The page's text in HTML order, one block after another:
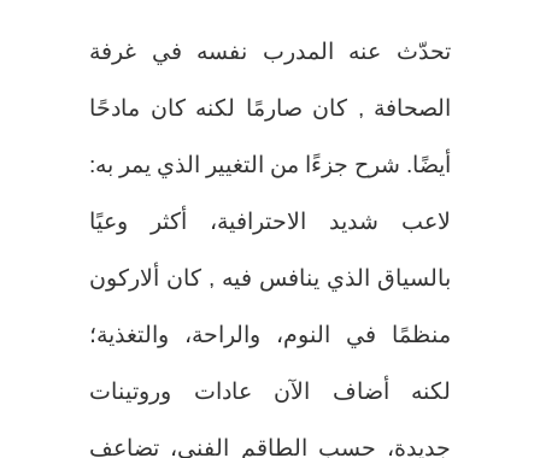
تحدّث عنه المدرب نفسه في غرفة
الصحافة , كان صارمًا لكنه كان مادحًا
أيضًا. شرح جزءًا من التغيير الذي يمر به:
لاعب شديد الاحترافية، أكثر وعيًا
بالسياق الذي ينافس فيه , كان ألاركون
منظمًا في النوم، والراحة، والتغذية؛
لكنه أضاف الآن عادات وروتينات
جديدة، حسب الطاقم الفني، تضاعف